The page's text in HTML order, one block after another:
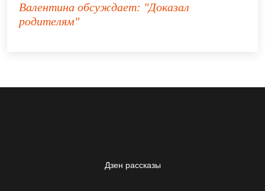
Валентина обсуждает: "Доказал
родителям"
Дзен рассказы